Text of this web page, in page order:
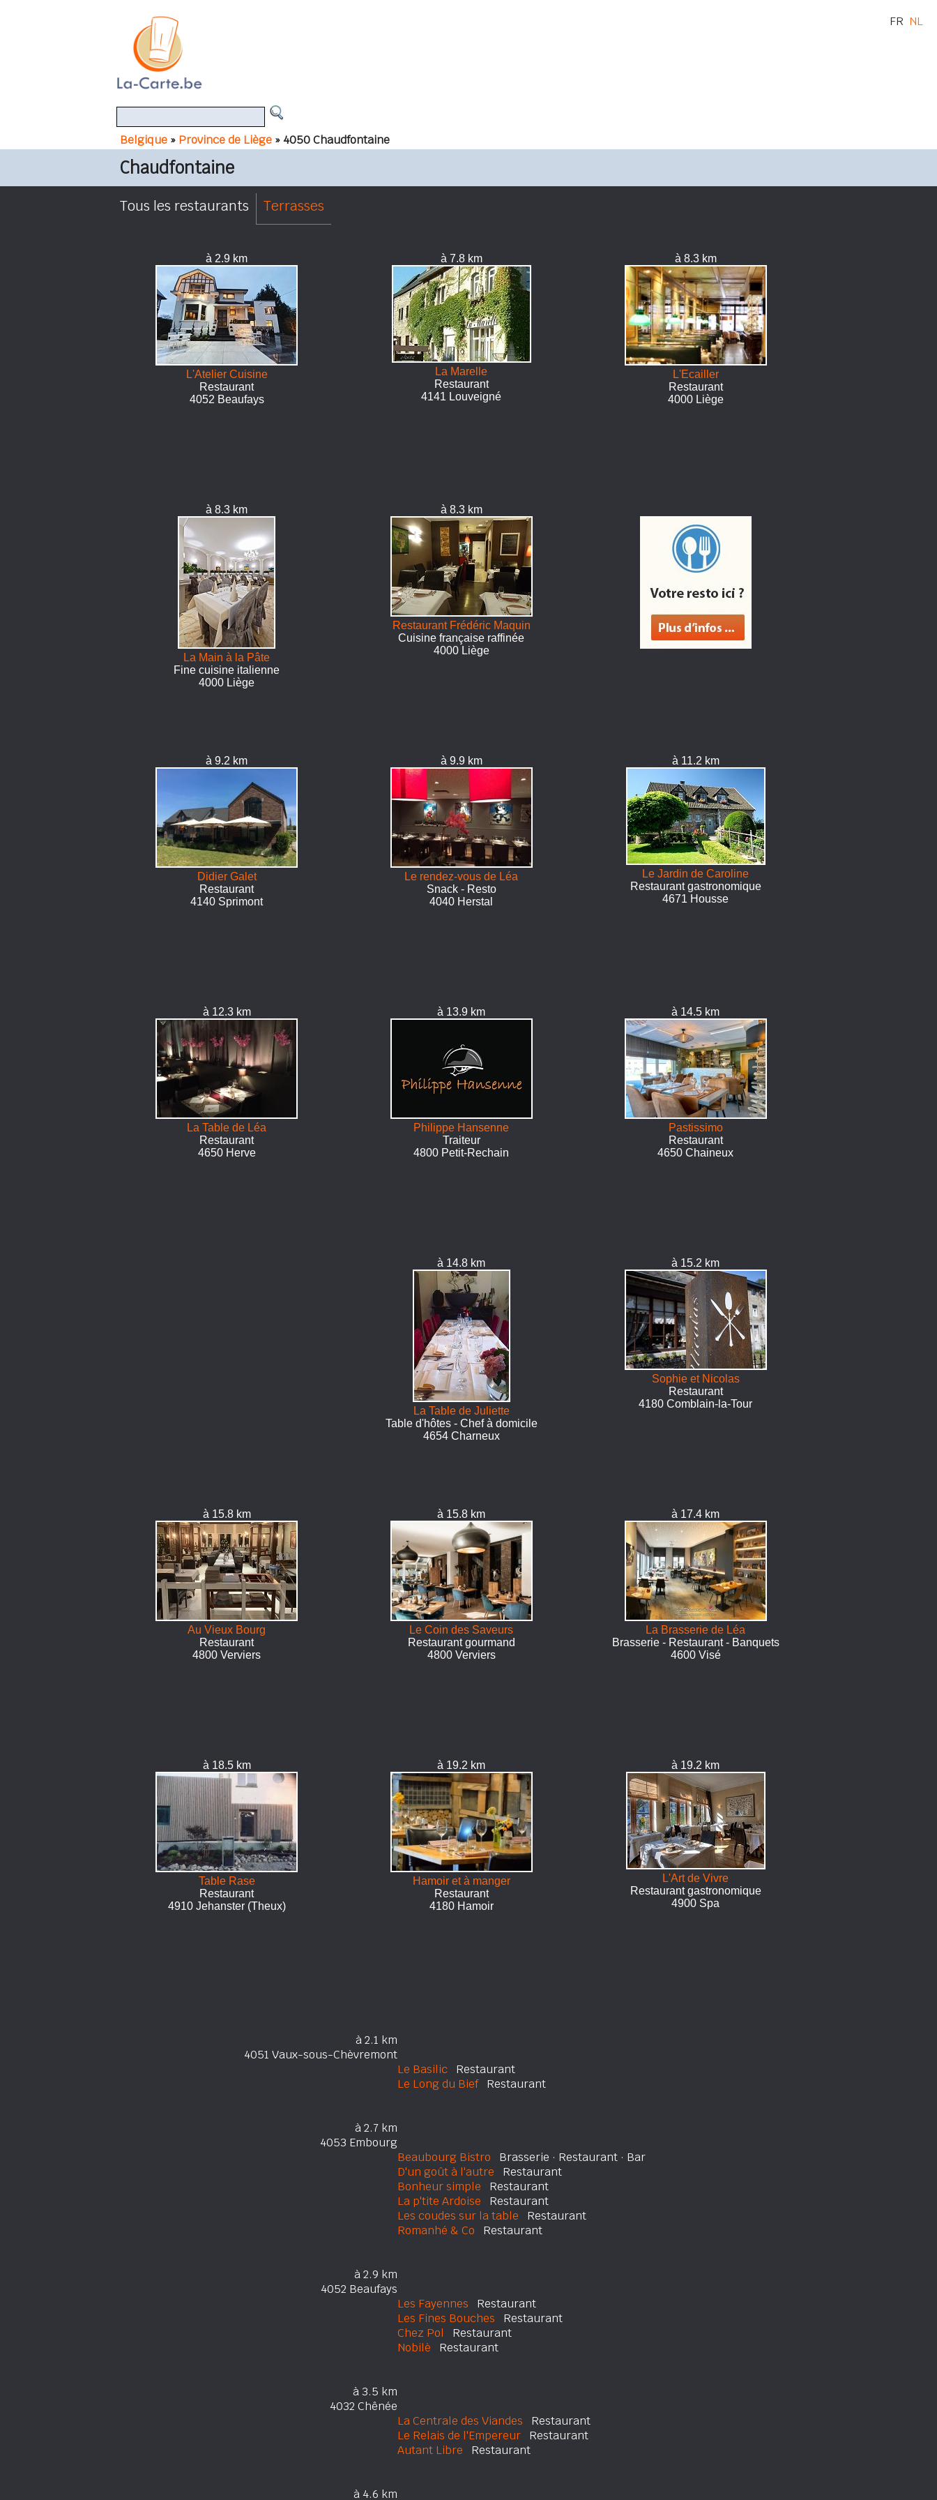
Belgique » Province de Liège » 4050 Chaudfontaine
FR NL
Chaudfontaine
Tous les restaurants Terrasses
à 2.9 km
L'Atelier Cuisine
Restaurant
4052 Beaufays
à 7.8 km
La Marelle
Restaurant
4141 Louveigné
à 8.3 km
L'Ecailler
Restaurant
4000 Liège
à 8.3 km
La Main à la Pâte
Fine cuisine italienne
4000 Liège
à 8.3 km
Restaurant Frédéric Maquin
Cuisine française raffinée
4000 Liège
à 9.2 km
Didier Galet
Restaurant
4140 Sprimont
à 9.9 km
Le rendez-vous de Léa
Snack - Resto
4040 Herstal
à 11.2 km
Le Jardin de Caroline
Restaurant gastronomique
4671 Housse
à 12.3 km
La Table de Léa
Restaurant
4650 Herve
à 13.9 km
Philippe Hansenne
Traiteur
4800 Petit-Rechain
à 14.5 km
Pastissimo
Restaurant
4650 Chaineux
à 14.8 km
La Table de Juliette
Table d'hôtes - Chef à domicile
4654 Charneux
à 15.2 km
Sophie et Nicolas
Restaurant
4180 Comblain-la-Tour
à 15.8 km
Au Vieux Bourg
Restaurant
4800 Verviers
à 15.8 km
Le Coin des Saveurs
Restaurant gourmand
4800 Verviers
à 17.4 km
La Brasserie de Léa
Brasserie - Restaurant - Banquets
4600 Visé
à 18.5 km
Table Rase
Restaurant
4910 Jehanster (Theux)
à 19.2 km
Hamoir et à manger
Restaurant
4180 Hamoir
à 19.2 km
L'Art de Vivre
Restaurant gastronomique
4900 Spa
à 2.1 km
4051 Vaux-sous-Chèvremont
Le Basilic Restaurant
Le Long du BiefRestaurant
à 2.7 km
4053 Embourg
Beaubourg Bistro Brasserie · Restaurant · Bar
D'un goût à l'autre Restaurant
Bonheur simple Restaurant
La p'tite Ardoise Restaurant
Les coudes sur la table Restaurant
Romanhé & Co Restaurant
à 2.9 km
4052 Beaufays
Les Fayennes Restaurant
Les Fines Bouches Restaurant
Chez Pol Restaurant
Nobilè Restaurant
à 3.5 km
4032 Chênée
La Centrale des Viandes Restaurant
Le Relais de l'Empereur Restaurant
Autant Libre Restaurant
à 4.6 km